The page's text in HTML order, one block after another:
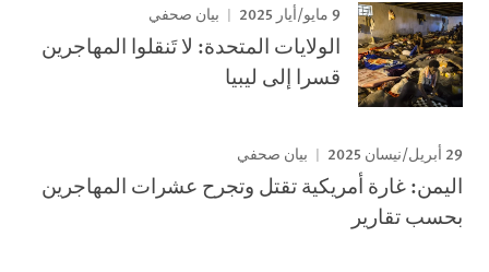
9 مايو/أيار 2025 بيان صحفي
الولايات المتحدة: لا تَنقلوا المهاجرين
قسرا إلى ليبيا
29 أبريل/نيسان 2025 بيان صحفي
اليمن: غارة أمريكية تقتل وتجرح عشرات المهاجرين
بحسب تقارير